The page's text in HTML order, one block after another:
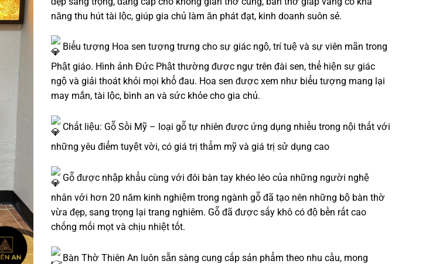
năng thu hút tài lộc, giúp gia chủ làm ăn phát đạt, kinh doanh suôn sẻ.
Biểu tượng Hoa sen tượng trưng cho sự giác ngộ, trí tuệ và sự viên mãn trong
Phật giáo. Hình ảnh Đức Phật thường được ngự trên đài sen, thể hiện sự giác
ngộ và giải thoát khỏi mọi khổ đau. Hoa sen được xem như biểu tượng mang lại
may mắn, tài lộc, bình an và sức khỏe cho gia chủ.
Chất liệu: Gỗ Sồi Mỹ – loại gỗ tự nhiên được ứng dụng nhiều trong nội thất với
những yêu điểm tuyệt vời, có giá trị thẩm mỹ và giá trị sử dụng cao
Gỗ được nhập khẩu cùng với đôi bàn tay khéo léo của những người nghệ
nhân với hơn 20 năm kinh nghiệm trong ngành gỗ đã tạo nên những bộ bàn thờ
vừa đẹp, sang trọng lại trang nghiêm. Gỗ đã được sấy khô có độ bền rất cao
chống mối mọt và chịu nhiệt tốt.
Bàn Thờ Thiên An luôn sẵn sàng cung cấp sản phẩm theo nhu cầu, mong